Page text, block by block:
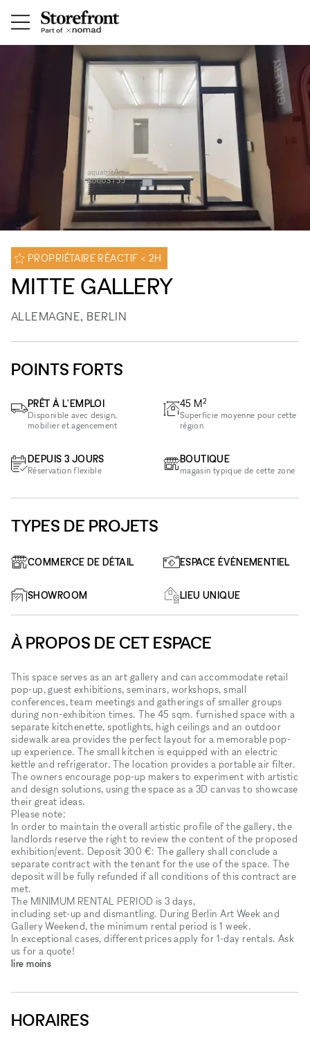
PROPRIÉTAIRE RÉACTIF < 2H
MITTE GALLERY
ALLEMAGNE, BERLIN
POINTS FORTS
PRÊT À L'EMPLOI
Disponible avec design,
mobilier et agencement
DEPUIS 3 JOURS
Réservation flexible
45 M2
Superficie moyenne pour cette
région
BOUTIQUE
magasin typique de cette zone
TYPES DE PROJETS
COMMERCE DE DÉTAIL ESPACE ÉVÉNEMENTIEL
SHOWROOM LIEU UNIQUE
À PROPOS DE CET ESPACE
This space serves as an art gallery and can accommodate retail
pop-up, guest exhibitions​,​​ seminars​,​ workshops​,​ small
conferences​,​ team meetings and gatherings of smaller groups
during non-exhibition times. The 45 sqm. furnished space with a
separate kitchenette​,​ spotlights​,​ high ceilings and an outdoor
sidewalk area provides the perfect layout for a memorable pop-
up experience. The small kitchen is equipped with an electric
kettle and refrigerator. The location provides a portable air filter.
The owners encourage pop-up makers to experiment with artistic
and design solutions​,​ using the space as a 3D canvas to showcase
their great ideas.
Please note:
In order to maintain the overall artistic profile of the gallery, the
landlords reserve the right to review the content of the proposed
exhibition/event. Deposit 300 €: The gallery shall conclude a
separate contract with the tenant for the use of the space. The
deposit will be fully refunded if all conditions of this contract are
met.
The MINIMUM RENTAL PERIOD is 3 days,
including set-up and dismantling. During Berlin Art Week and
Gallery Weekend, the minimum rental period is 1 week.
In exceptional cases, different prices apply for 1-day rentals. Ask
us for a quote!
lire moins
HORAIRES